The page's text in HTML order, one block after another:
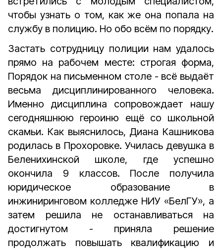
чтобы узнать о том, как же она попала на
службу в полицию. Но обо всём по порядку.
Застать сотрудницу полиции нам удалось
прямо на рабочем месте: строгая форма,
Порядок на письменном столе - всё выдаёт
весьма дисциплинированного человека.
Именно дисциплина сопровождает нашу
сегодняшнюю героиню ещё со школьной
скамьи. Как выяснилось, Диана Кашникова
родилась в Прохоровке. Училась девушка в
Беленихинской школе, где успешно
окончила 9 классов. После получила
юридическое образование в
инжиниринговом колледже НИУ «БелГУ», а
затем решила не останавливаться на
достигнутом - приняла решение
продолжать повышать квалификацию и